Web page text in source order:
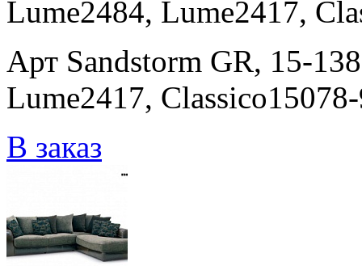
Lume2484, Lume2417,
Арт Sandstorm GR, 15-
Lume2417,
В заказ